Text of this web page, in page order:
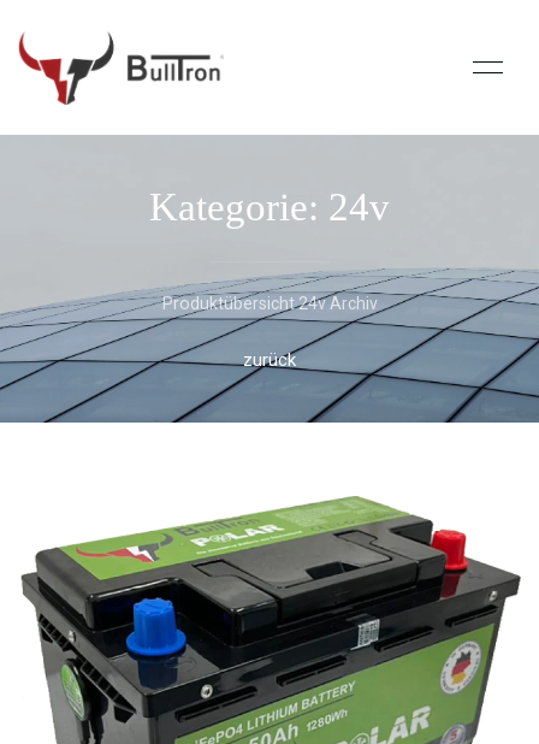
Kategorie: 24v
Produktübersicht 24v Archiv
zurück